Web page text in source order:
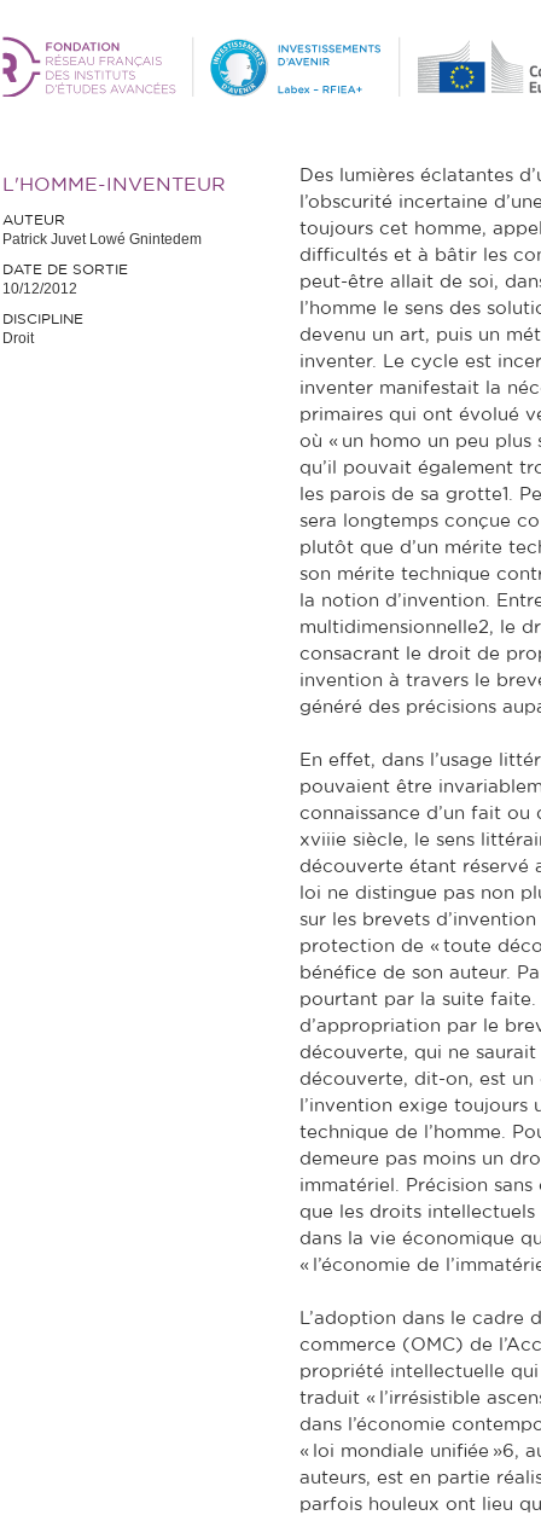
L'HOMME-INVENTEUR
AUTEUR
Patrick Juvet Lowé Gnintedem
DATE DE SORTIE
10/12/2012
DISCIPLINE
Droit
Des lumières éclatantes
l’obscurité incertaine
toujours cet homme,
difficultés et à bâtir les
peut-être allait de soi,
l’homme le sens des
devenu un art, puis un
inventer. Le cycle est
inventer manifestait la
primaires qui ont évolué
où « un homo un peu plus
qu’il pouvait également
les parois de sa grotte1.
sera longtemps conçue
plutôt que d’un mérite
son mérite technique
la notion d’invention.
multidimensionnelle2, le
consacrant le droit de
invention à travers le
généré des précisions
En effet, dans l’usage
pouvaient être
connaissance d’un fait ou
xviiie siècle, le sens
découverte étant réservé
loi ne distingue pas non
sur les brevets
protection de « toute
bénéfice de son auteur.
pourtant par la suite faite.
d’appropriation par le
découverte, qui ne
découverte, dit-on, est un
l’invention exige
technique de l’homme.
demeure pas moins un
immatériel. Précision sans
que les droits
dans la vie économique
« l’économie de
L’adoption dans le cadre
commerce (OMC) de
propriété intellectuelle
traduit « l’irrésistible
dans l’économie
« loi mondiale unifiée »6,
auteurs, est en partie
parfois houleux ont lieu